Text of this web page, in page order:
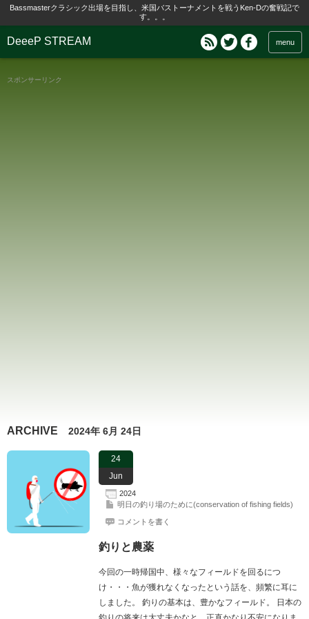
Bassmasterクラシック出場を目指し、米国バストーナメントを戦うKen-Dの奮戦記で
す。。。
DeeeP STREAM menu
スポンサーリンク
ARCHIVE 2024年 6月 24日
24
Jun
2024
明日の釣り場のために(conservation of fishing fields)
コメントを書く
釣りと農薬
今回の一時帰国中、様々なフィールドを回るにつ
け・・・魚が獲れなくなったという話を、頻繁に耳に
しました。 釣りの基本は、豊かなフィールド。 日本の